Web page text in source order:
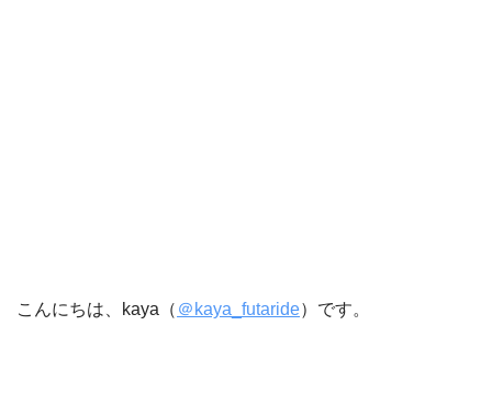
こんにちは、kaya（ ＠kaya_futaride）です。